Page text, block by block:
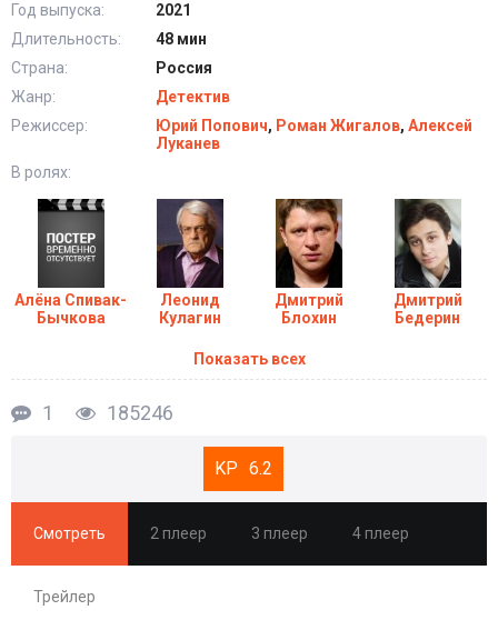
ли Алиса справиться с прошлой обидой, когда работа и личные
счёты переплетаются самым неожиданным образом?
Сериал Кулагины (1-3 Сезон) новые серии
Год выпуска:
2021
Длительность:
48 мин
Страна:
Россия
Жанр:
Детектив
Режиссер:
Юрий Попович, Роман Жигалов, Алексей
Луканев
В ролях:
Алёна Спивак-
Бычкова
Леонид
Кулагин
Дмитрий
Блохин
Дмитрий
Бедерин
Показать всех
1 185246
6.2
Смотреть 2 плеер 3 плеер 4 плеер
Трейлер